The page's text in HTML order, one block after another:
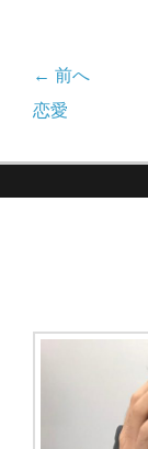
投
ー
← 前へ
前
恋愛